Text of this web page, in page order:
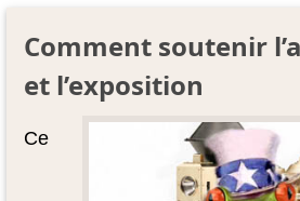
Comment soutenir
et l’exposition
Ce